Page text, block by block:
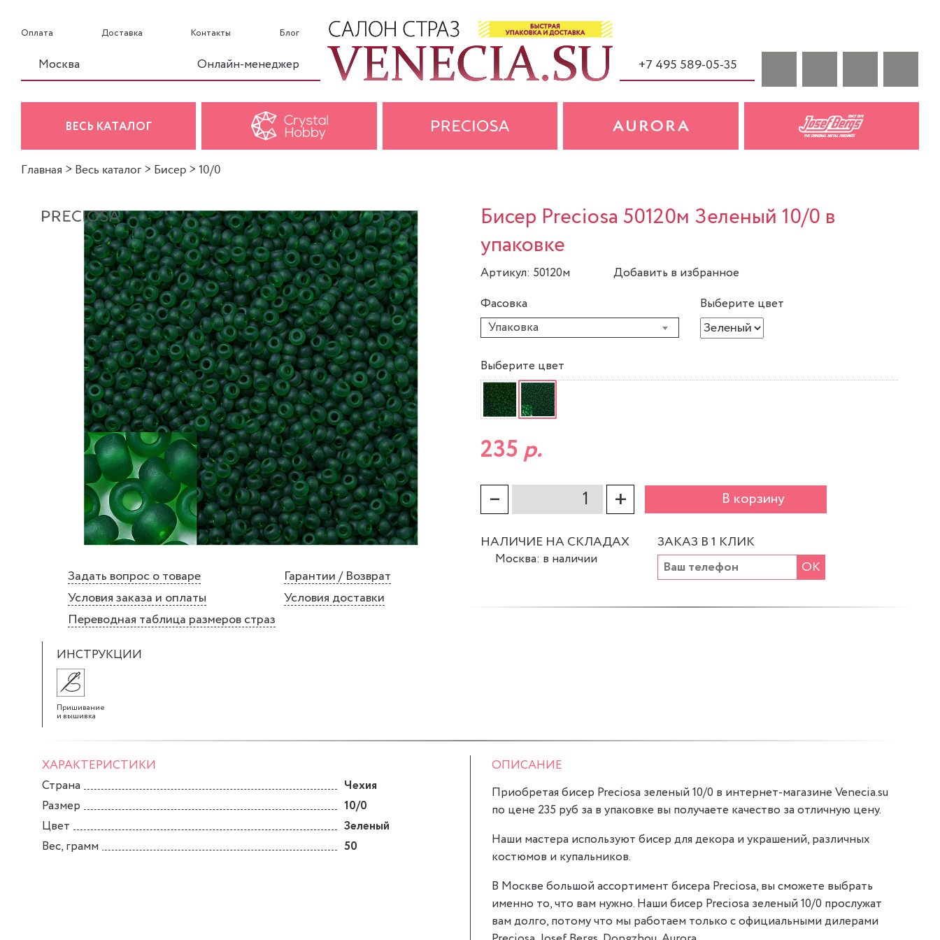
Оплата Доставка Контакты Блог
Москва Онлайн-менеджер +7 495 589-05-35
ВЕСЬ КАТАЛОГ
Главная > Весь каталог > Бисер > 10/0
Задать вопрос о товаре
Гарантии / Возврат
Условия заказа и оплаты
Условия доставки
Переводная таблица размеров страз
Бисер Preciosa 50120м Зеленый 10/0 в
упаковке
Артикул: 50120м
Добавить в избранное
Фасовка
Упаковка
Выберите цвет
Выберите цвет
235 р.
– + В корзину
НАЛИЧИЕ НА СКЛАДАХ
Москва: в наличии
ЗАКАЗ В 1 КЛИК
ОК
ИНСТРУКЦИИ
Пришивание
и вышивка
ХАРАКТЕРИСТИКИ
Страна
Чехия
Размер
10/0
Цвет
Зеленый
Вес, грамм
50
ОПИСАНИЕ
Приобретая бисер Preciosa зеленый 10/0 в интернет-магазине Venecia.su
по цене 235 руб за в упаковке вы получаете качество за отличную цену.
Наши мастера используют бисер для декора и украшений, различных
костюмов и купальников.
В Москве большой ассортимент бисера Preciosa, вы сможете выбрать
именно то, что вам нужно. Наши бисер Preciosa зеленый 10/0 прослужат
вам долго, потому что мы работаем только с официальными дилерами